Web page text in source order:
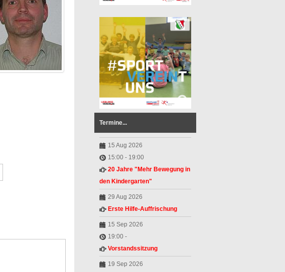
Termine...
15 Aug 2026
15:00 - 19:00
20 Jahre "Mehr Bewegung in
den Kindergarten"
29 Aug 2026
Erste Hilfe-Auffrischung
15 Sep 2026
19:00 -
Vorstandssitzung
19 Sep 2026